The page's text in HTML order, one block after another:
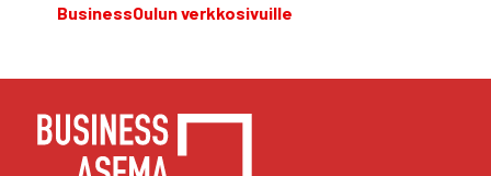
Business­Oulun verk­ko­si­vuil­le
YHTEYS­TIE­DOT